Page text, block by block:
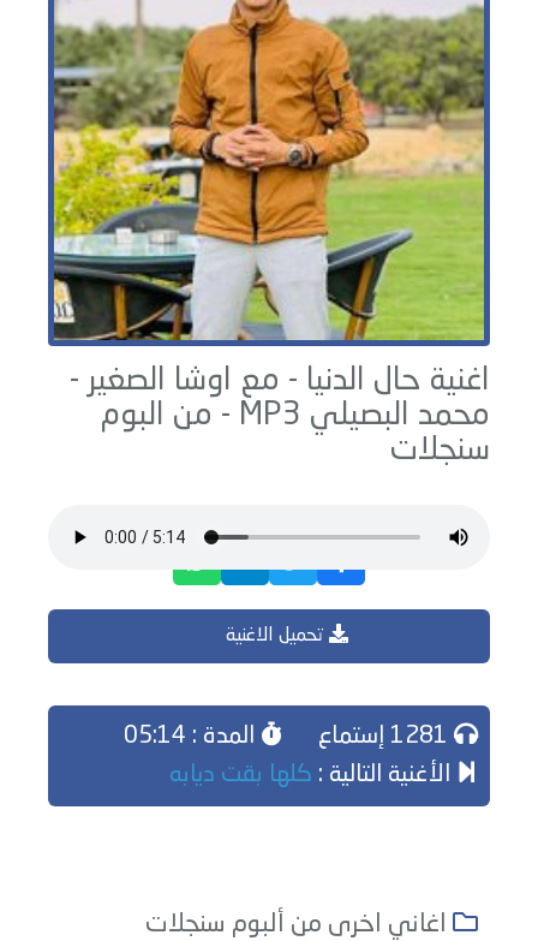
اغنية حال الدنيا - مع اوشا الصغير -
محمد البصيلي
سنجلات
تحميل الاغنية
المدة : 05:14
الأغنية التالية : كلها بقت ديابه
اغاني اخرى من ألبوم سنجلات